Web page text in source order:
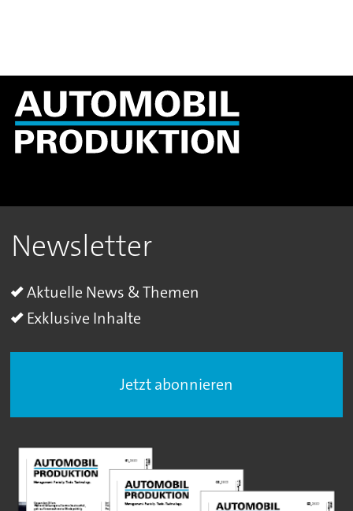
Newsletter
Aktuelle News & Themen
Exklusive Inhalte
Jetzt abonnieren